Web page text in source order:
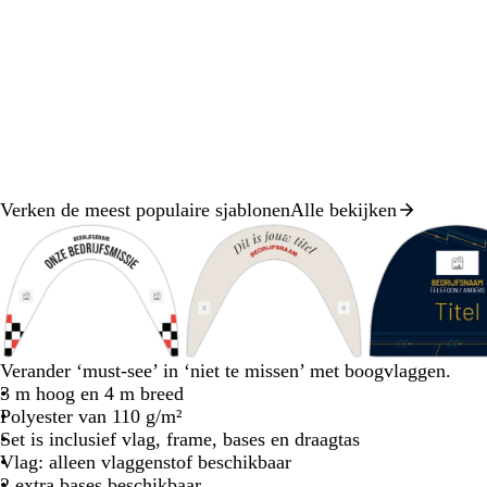
Verken de meest populaire sjablonenAlle bekijken
w
i
t
d
o
n
k
e
g
r
o
e
n
z
w
a
r
t
r
o
o
d
c
r
m
e
r
o
d
z
w
r
t
d
o
k
e
g
r
e
n
d
t
b
d
w
van
8
Verander ‘must-see’ in ‘niet te missen’ met boogvlaggen.
3 m hoog en 4 m breed
Polyester van 110 g/m²
Set is inclusief vlag, frame, bases en draagtas
Vlag: alleen vlaggenstof beschikbaar